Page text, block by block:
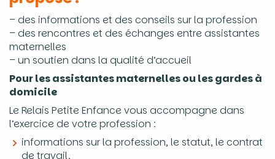
– des informations et des conseils sur la profession
– des rencontres et des échanges entre assistantes
maternelles
– un soutien dans la qualité d’accueil
Pour les assistantes maternelles ou les gardes à
domicile
Le Relais Petite Enfance vous accompagne dans
l’exercice de votre profession :
informations sur la profession, le statut, le contrat
de travail,